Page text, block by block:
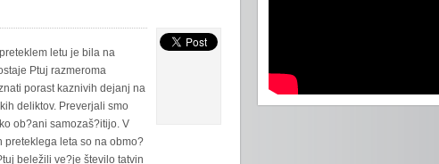
letu je bila na
Ptuj razmeroma
porast kaznivih dejanj na
deliktov. Preverjali smo
ob?ani samozaš?itijo. V
preteklega leta so na obmo?
beležili ve?je število tatvin